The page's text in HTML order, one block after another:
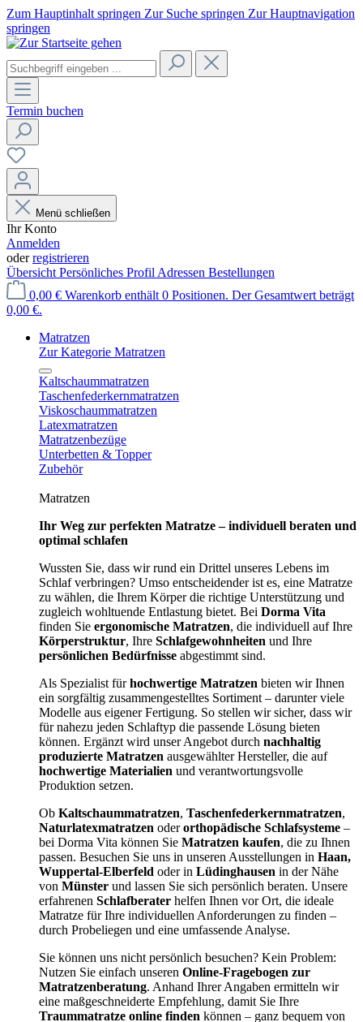
Zum Hauptinhalt springen Zur Suche springen Zur Hauptnavigation
springen
Termin buchen
Menü schließen
Ihr Konto
Anmelden
oderregistrieren
Übersicht Persönliches Profil Adressen Bestellungen
0,00 € Warenkorb enthält 0 Positionen. Der Gesamtwert beträgt
0,00 €.
Matratzen
Zur Kategorie Matratzen
Kaltschaummatratzen
Taschenfederkernmatratzen
Viskoschaummatratzen
Latexmatratzen
Matratzenbezüge
Unterbetten & Topper
Zubehör
Matratzen
Ihr Weg zur perfekten Matratze – individuell beraten und
optimal schlafen
Wussten Sie, dass wir rund ein Drittel unseres Lebens im
Schlaf verbringen? Umso entscheidender ist es, eine Matratze
zu wählen, die Ihrem Körper die richtige Unterstützung und
zugleich wohltuende Entlastung bietet. Bei Dorma Vita
finden Sie ergonomische Matratzen, die individuell auf Ihre
Körperstruktur, Ihre Schlafgewohnheiten und Ihre
persönlichen Bedürfnisse abgestimmt sind.
Als Spezialist fürhochwertige Matratzen bieten wir Ihnen
ein sorgfältig zusammengestelltes Sortiment – darunter viele
Modelle aus eigener Fertigung. So stellen wir sicher, dass wir
für nahezu jeden Schlaftyp die passende Lösung bieten
können. Ergänzt wird unser Angebot durch nachhaltig
produzierte Matratzen ausgewählter Hersteller, die auf
hochwertige Materialien und verantwortungsvolle
Produktion setzen.
Ob Kaltschaummatratzen, Taschenfederkernmatratzen,
Naturlatexmatratzen oderorthopädische Schlafsysteme –
bei Dorma Vita können Sie Matratzen kaufen, die zu Ihnen
passen. Besuchen Sie uns in unseren Ausstellungen in Haan,
Wuppertal-Elberfeld oder in Lüdinghausen in der Nähe
von Münster und lassen Sie sich persönlich beraten. Unsere
erfahrenen Schlafberater helfen Ihnen vor Ort, die ideale
Matratze für Ihre individuellen Anforderungen zu finden –
durch Probeliegen und eine umfassende Analyse.
Sie können uns nicht persönlich besuchen? Kein Problem:
Nutzen Sie einfach unseren Online-Fragebogen zur
Matratzenberatung. Anhand Ihrer Angaben ermitteln wir
eine maßgeschneiderte Empfehlung, damit Sie Ihre
Traummatratze online finden können – ganz bequem von